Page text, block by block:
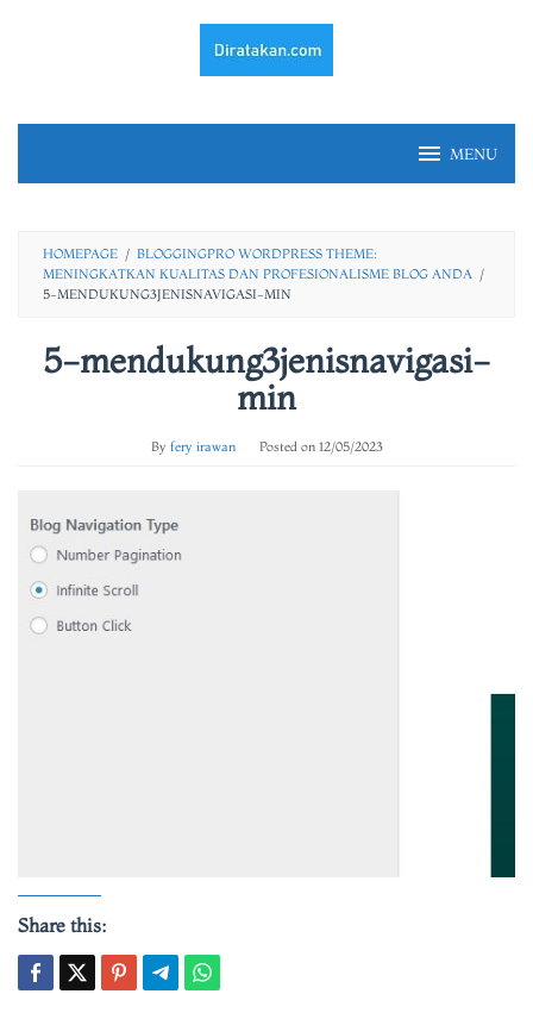
MENU
HOMEPAGE / BLOGGINGPRO WORDPRESS THEME:
MENINGKATKAN KUALITAS DAN PROFESIONALISME BLOG ANDA /
5-MENDUKUNG3JENISNAVIGASI-MIN
5-mendukung3jenisnavigasi-
min
By fery irawan Posted on 12/05/2023
Share this: